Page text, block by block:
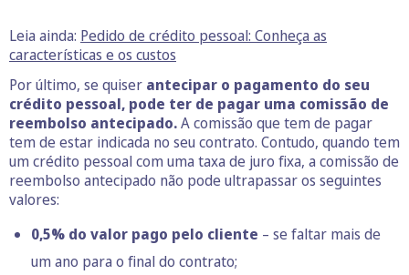
Leia ainda: Pedido de crédito pessoal: Conheça as
características e os custos
Por último, se quiser antecipar o pagamento do seu
crédito pessoal, pode ter de pagar uma comissão de
reembolso antecipado.A comissão que tem de pagar
tem de estar indicada no seu contrato. Contudo, quando tem
um crédito pessoal com uma taxa de juro fixa, a comissão de
reembolso antecipado não pode ultrapassar os seguintes
valores:
0,5% do valor pago pelo cliente – se faltar mais de
um ano para o final do contrato;